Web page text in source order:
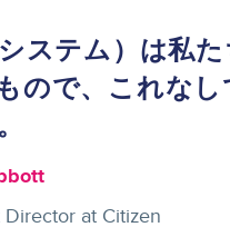
ステム）は私
ので、これな
at Citizen